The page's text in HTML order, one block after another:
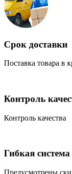
Срок доставки
Поставка товара в
Контроль
Контроль качества
Гибкая